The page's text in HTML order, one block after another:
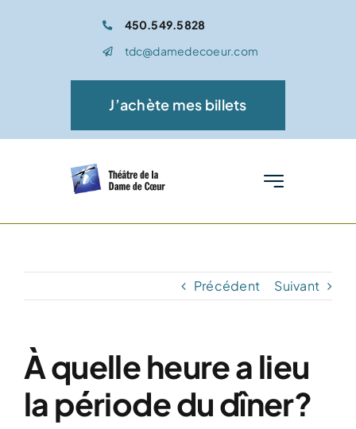
450.549.5828
tdc@damedecoeur.com
J’achète mes billets
Toggle
Accueil
Spectacle
Événements spéciaux
Précédent Suivant
À quelle heure a lieu
la période du dîner?